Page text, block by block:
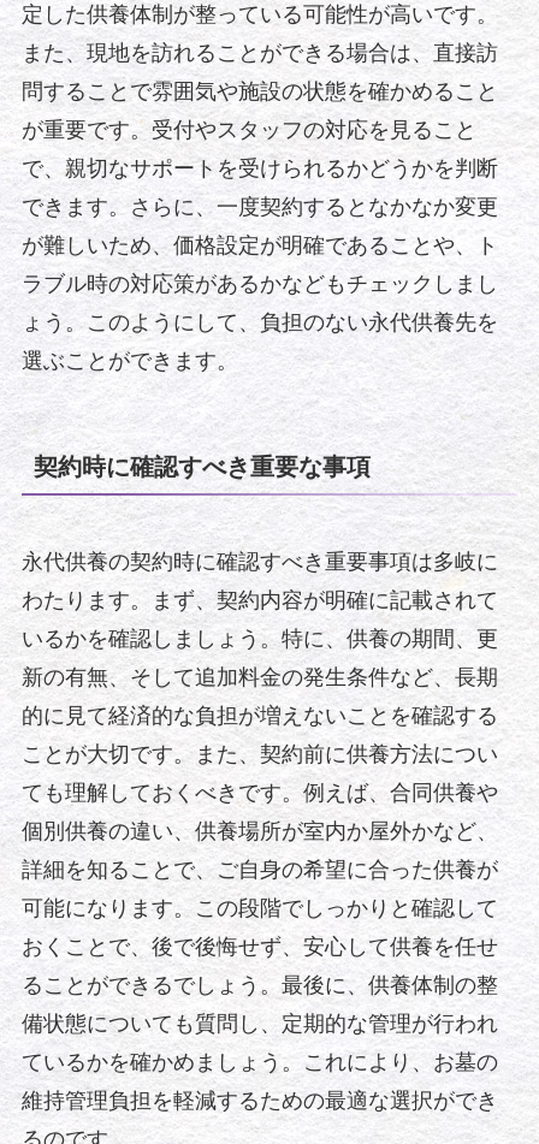
定した供養体制が整っている可能性が高いです。
また、現地を訪れることができる場合は、直接訪
問することで雰囲気や施設の状態を確かめること
が重要です。受付やスタッフの対応を見ること
で、親切なサポートを受けられるかどうかを判断
できます。さらに、一度契約するとなかなか変更
が難しいため、価格設定が明確であることや、ト
ラブル時の対応策があるかなどもチェックしまし
ょう。このようにして、負担のない永代供養先を
選ぶことができます。
契約時に確認すべき重要な事項
永代供養の契約時に確認すべき重要事項は多岐に
わたります。まず、契約内容が明確に記載されて
いるかを確認しましょう。特に、供養の期間、更
新の有無、そして追加料金の発生条件など、長期
的に見て経済的な負担が増えないことを確認する
ことが大切です。また、契約前に供養方法につい
ても理解しておくべきです。例えば、合同供養や
個別供養の違い、供養場所が室内か屋外かなど、
詳細を知ることで、ご自身の希望に合った供養が
可能になります。この段階でしっかりと確認して
おくことで、後で後悔せず、安心して供養を任せ
ることができるでしょう。最後に、供養体制の整
備状態についても質問し、定期的な管理が行われ
ているかを確かめましょう。これにより、お墓の
維持管理負担を軽減するための最適な選択ができ
るのです。